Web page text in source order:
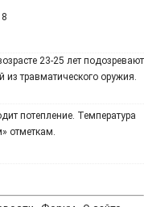
23-25 лет подозревают
из травматического оружия.
потепление. Температура
отметкам.